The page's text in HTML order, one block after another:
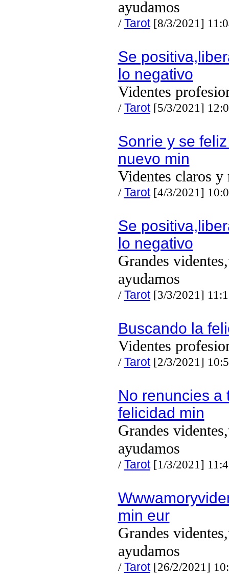
ayudamos
/Tarot[8/3/2021]
Se
lo negativo
Videntes
/Tarot[5/3/2021]
Sonrie y se
nuevo min
Videntes claros y
/Tarot[4/3/2021]
Se
lo negativo
Grandes
ayudamos
/Tarot[3/3/2021]
Buscando la
Videntes
/Tarot[2/3/2021]
No renuncies a
felicidad min
Grandes
ayudamos
/Tarot[1/3/2021]
min eur
Grandes
ayudamos
/Tarot[26/2/2021]